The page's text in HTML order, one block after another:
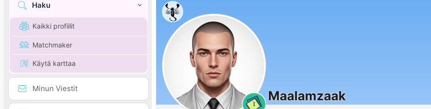
Haku
Kaikki profiilit
Matchmaker
Käytä karttaa
Minun Viestit
1
Maalamzaak